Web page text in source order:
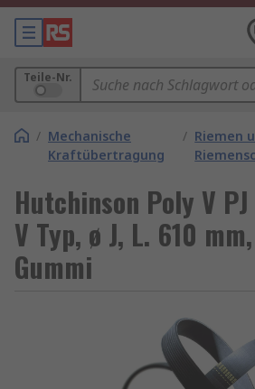
Teile-Nr.
/ Mechanische
Kraftübertragung
/ Riemen
Hutchinson Poly V
V Typ, ø J, L. 610
Gummi